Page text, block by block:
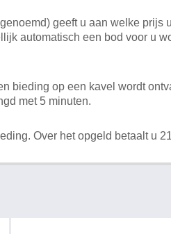
geeft u aan welke
automatisch een bod voor u
bieding op een kavel wordt
met 5 minuten.
Over het opgeld betaalt u